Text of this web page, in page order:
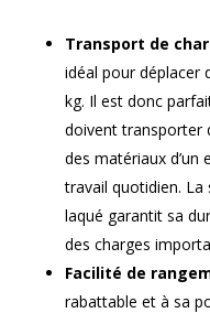
Transport de
idéal pour déplacer
kg. Il est donc
doivent transporter
des matériaux d’un
travail quotidien.
laqué garantit sa
des charges
Facilité de
rabattable et à sa